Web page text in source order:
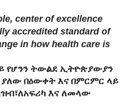
center of excellence
accredited standard of
in how health care is
የሆንን ትውልደ ኢትዮጵያውያን
በዕውቀት እና በምርምር ላይ
እና ለመላው